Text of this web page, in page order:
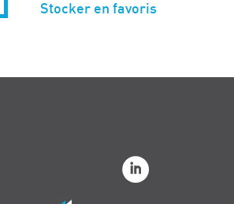
Stocker en favoris